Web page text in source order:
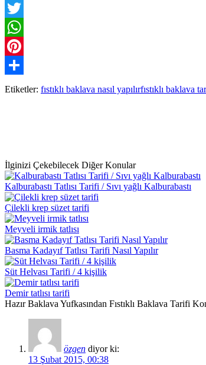
Facebook
Twitter
WhatsApp
Pinterest
Paylaş
Etiketler: fıstıklı baklava nasıl yapılırfıstıklı baklava
İlginizi Çekebilecek Diğer Konular
Kalburabastı Tatlısı Tarifi / Sıvı yağlı Kalburabastı
Çilekli krep süzet tarifi
Meyveli irmik tatlısı
Basma Kadayıf Tatlısı Tarifi Nasıl Yapılır
Süt Helvası Tarifi / 4 kişilik
Demir tatlısı tarifi
Hazır Baklava Yufkasından Fıstıklı Baklava Tarifi
özgen diyor ki:
13 Şubat 2015, 00:38